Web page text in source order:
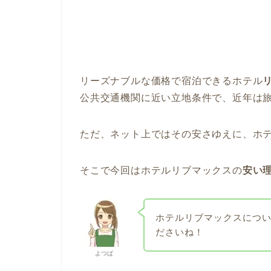
リーズナブルな価格で宿泊できるホテル
公共交通機関に近い立地条件で、近年は
ただ、ネット上ではその安さゆえに、ホ
そこで今回はホテルリブマックスの安い
よつば
ホテルリブマックスにつ
ださいね！